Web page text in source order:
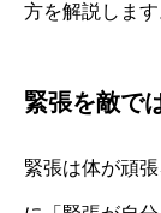
方を解説します
緊張を敵で
緊張は体が頑